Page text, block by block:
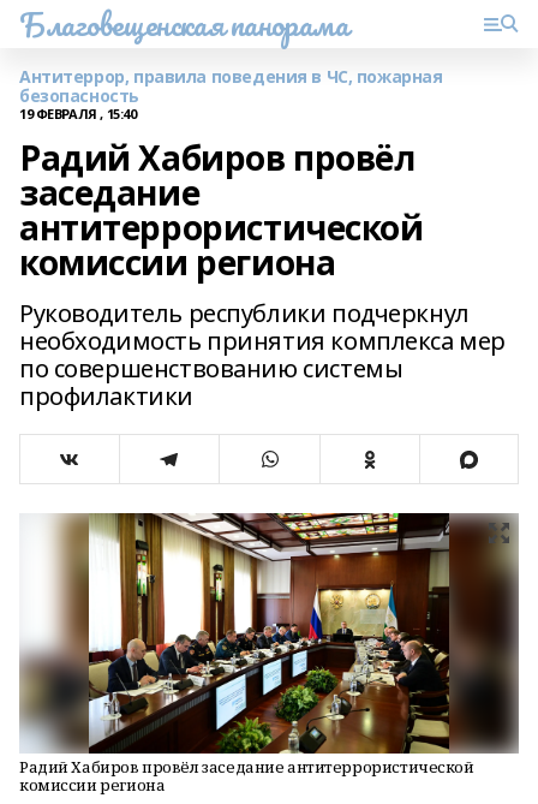
Благовещенская панорама
Антитеррор, правила поведения в ЧС, пожарная
безопасность
19 ФЕВРАЛЯ , 15:40
Радий Хабиров провёл
заседание
антитеррористической
комиссии региона
Руководитель республики подчеркнул
необходимость принятия комплекса мер
по совершенствованию системы
профилактики
Радий Хабиров провёл заседание антитеррористической
комиссии региона